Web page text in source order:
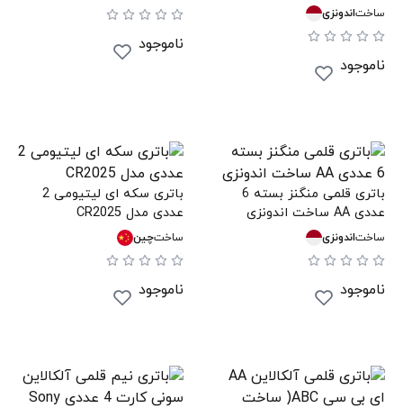
ساختاندونزی
ناموجود
ناموجود
باتری قلمی منگنز بسته 6
عددی AA ساخت اندونزی
ساختاندونزی
ناموجود
باتری سکه ای لیتیومی 2
عددی مدل CR2025
ساختچین
ناموجود